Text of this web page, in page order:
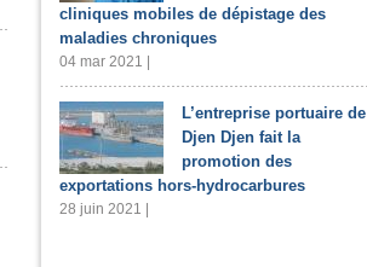
cliniques mobiles de dépistage des
maladies chroniques
04 mar 2021 |
L’entreprise portuaire de
Djen Djen fait la
promotion des
exportations hors-hydrocarbures
28 juin 2021 |